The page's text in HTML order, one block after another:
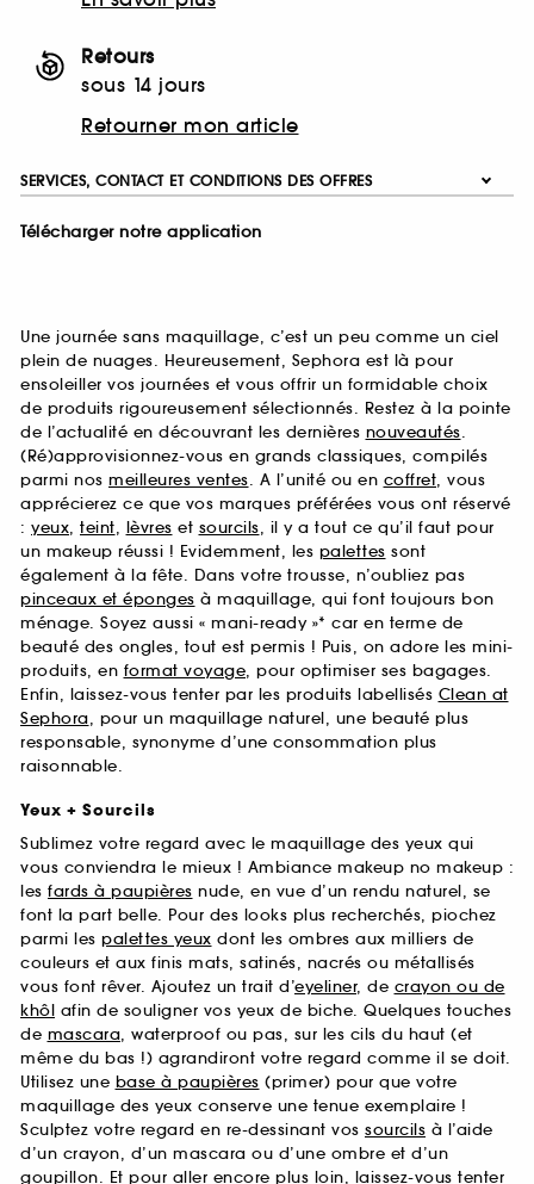
Retours
sous 14 jours
Retourner mon article
SERVICES, CONTACT ET CONDITIONS DES OFFRES
Télécharger notre application
Une journée sans maquillage, c’est un peu comme un ciel
plein de nuages. Heureusement, Sephora est là pour
ensoleiller vos journées et vous offrir un formidable choix
de produits rigoureusement sélectionnés. Restez à la pointe
de l’actualité en découvrant les dernières nouveautés.
(Ré)approvisionnez-vous en grands classiques, compilés
parmi nos meilleures ventes. A l’unité ou en coffret, vous
apprécierez ce que vos marques préférées vous ont réservé
: yeux, teint, lèvres et sourcils, il y a tout ce qu’il faut pour
un makeup réussi ! Evidemment, les palettes sont
également à la fête. Dans votre trousse, n’oubliez pas
pinceaux et éponges à maquillage, qui font toujours bon
ménage. Soyez aussi « mani-ready »* car en terme de
beauté des ongles, tout est permis ! Puis, on adore les mini-
produits, en format voyage, pour optimiser ses bagages.
Enfin, laissez-vous tenter par les produits labellisés Clean at
Sephora, pour un maquillage naturel, une beauté plus
responsable, synonyme d’une consommation plus
raisonnable.
Yeux + Sourcils
Sublimez votre regard avec le maquillage des yeux qui
vous conviendra le mieux ! Ambiance makeup no makeup :
les fards à paupières nude, en vue d’un rendu naturel, se
font la part belle. Pour des looks plus recherchés, piochez
parmi les palettes yeux dont les ombres aux milliers de
couleurs et aux finis mats, satinés, nacrés ou métallisés
vous font rêver. Ajoutez un trait d’eyeliner, de crayon ou de
khôl afin de souligner vos yeux de biche. Quelques touches
de mascara, waterproof ou pas, sur les cils du haut (et
même du bas !) agrandiront votre regard comme il se doit.
Utilisez une base à paupières (primer) pour que votre
maquillage des yeux conserve une tenue exemplaire !
Sculptez votre regard en re-dessinant vos sourcils à l’aide
d’un crayon, d’un mascara ou d’une ombre et d’un
goupillon. Et pour aller encore plus loin, laissez-vous tenter